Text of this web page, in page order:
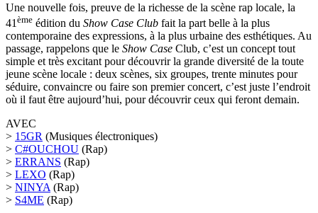
Une nouvelle fois, preuve de la richesse de la scène rap locale, la
41 ème édition du Show Case Club fait la part belle à la plus
contemporaine des expressions, à la plus urbaine des esthétiques. Au
passage, rappelons que le Show Case Club, c’est un concept tout
simple et très excitant pour découvrir la grande diversité de la toute
jeune scène locale : deux scènes, six groupes, trente minutes pour
séduire, convaincre ou faire son premier concert, c’est juste l’endroit
où il faut être aujourd’hui, pour découvrir ceux qui feront demain.
AVEC
> 15GR (Musiques électroniques)
> C#OUCHOU (Rap)
> ERRANS (Rap)
> LEXO (Rap)
> NINYA (Rap)
> S4ME (Rap)